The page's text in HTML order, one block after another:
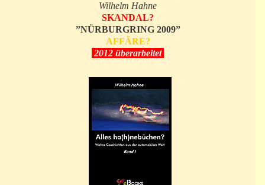
Wilhelm Hahne
SKANDAL?
”NÜRBURGRING 2009”
AFFÄRE?
2012 überarbeitet